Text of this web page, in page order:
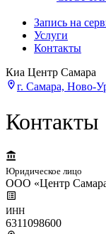
Запись на
Услуги
Контакты
Киа Центр Самара
г. Самара, Ново-
Контакты
Юридическое лицо
ООО «Центр
ИНН
6311098600